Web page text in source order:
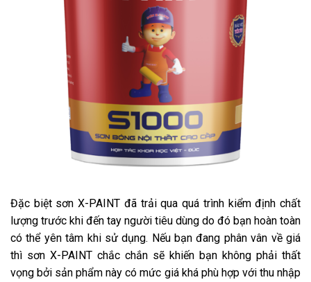
Đặc biệt sơn X-PAINT đã trải qua quá trình kiểm định chất
lượng trước khi đến tay người tiêu dùng do đó bạn hoàn toàn
có thể yên tâm khi sử dụng. Nếu bạn đang phân vân về giá
thì sơn X-PAINT chắc chắn sẽ khiến bạn không phải thất
vọng bởi sản phẩm này có mức giá khá phù hợp với thu nhập